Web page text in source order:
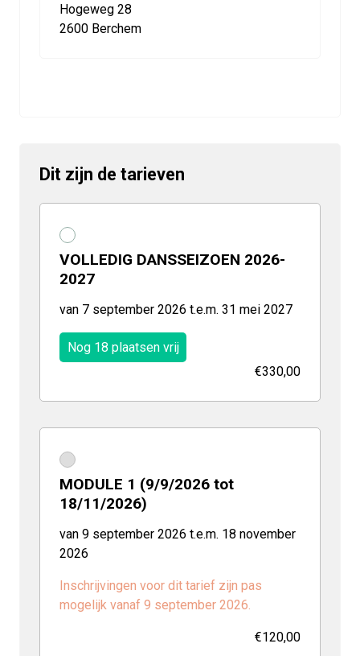
Hogeweg 28
2600 Berchem
Dit zijn de tarieven
VOLLEDIG DANSSEIZOEN 2026-
2027
van 7 september 2026 t.e.m. 31 mei 2027
Nog 18 plaatsen vrij
€330,00
MODULE 1 (9/9/2026 tot
18/11/2026)
van 9 september 2026 t.e.m. 18 november
2026
Inschrijvingen voor dit tarief zijn pas
mogelijk vanaf 9 september 2026.
€120,00